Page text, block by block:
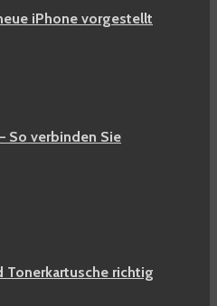
iPhone vorgestellt
So verbinden Sie
Tonerkartusche richtig